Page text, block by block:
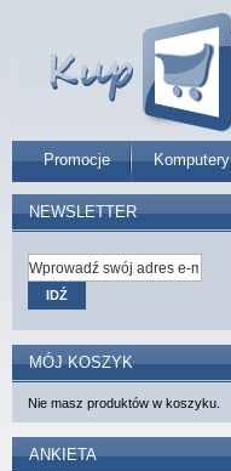
Promocje Komputery
NEWSLETTER
IDŹ
MÓJ KOSZYK
Nie masz produktów w koszyku.
ANKIETA